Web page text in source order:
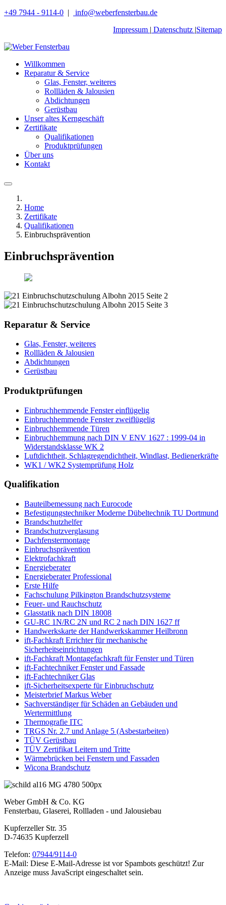
+49 7944 - 9114-0 |
info@weberfensterbau.de
Impressum | Datenschutz |Sitemap
Willkommen
Reparatur & Service
Glas, Fenster, weiteres
Rollläden & Jalousien
Abdichtungen
Gerüstbau
Unser altes Kerngeschäft
Zertifikate
Qualifikationen
Produktprüfungen
Über uns
Kontakt
Home
Zertifikate
Qualifikationen
Einbruchsprävention
Einbruchsprävention
Reparatur & Service
Glas, Fenster, weiteres
Rollläden & Jalousien
Abdichtungen
Gerüstbau
Produktprüfungen
Einbruchhemmende Fenster einflügelig
Einbruchhemmende Fenster zweiflügelig
Einbruchhemmende Türen
Einbruchhemmung nach DIN V ENV 1627 : 1999-04 in
Widerstandsklasse WK 2
Luftdichtheit, Schlagregendichtheit, Windlast, Bedienerkräfte
WK1 / WK2 Systemprüfung Holz
Qualifikation
Bauteilbemessung nach Eurocode
Befestigungstechniker Moderne Dübeltechnik TU Dortmund
Brandschutzhelfer
Brandschutzverglasung
Dachfenstermontage
Einbruchsprävention
Elektrofachkraft
Energieberater
Energieberater Professional
Erste Hilfe
Fachschulung Pilkington Brandschutzsysteme
Feuer- und Rauchschutz
Glasstatik nach DIN 18008
GU-RC 1N/RC 2N und RC 2 nach DIN 1627 ff
Handwerkskarte der Handwerkskammer Heilbronn
ift-Fachkraft Errichter für mechanische
Sicherheitseinrichtungen
ift-Fachkraft Montagefachkraft für Fenster und Türen
ift-Fachtechniker Fenster und Fassade
ift-Fachtechniker Glas
ift-Sicherheitsexperte für Einbruchschutz
Meisterbrief Markus Weber
Sachverständiger für Schäden an Gebäuden und
Wertermittlung
Thermografie ITC
TRGS Nr. 2.7 und Anlage 5 (Asbestarbeiten)
TÜV Gerüstbau
TÜV Zertifikat Leitern und Tritte
Wärmebrücken bei Fenstern und Fassaden
Wicona Brandschutz
Weber GmbH & Co. KG
Fensterbau, Glaserei, Rollladen - und Jalousiebau
Kupferzeller Str. 35
D-74635 Kupferzell
Telefon: 07944/9114-0
E-Mail: Diese E-Mail-Adresse ist vor Spambots geschützt! Zur
Anzeige muss JavaScript eingeschaltet sein.